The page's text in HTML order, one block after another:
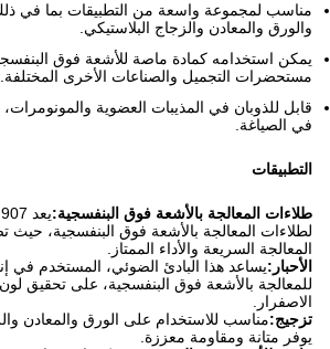
مناسب لمجموعة واسعة من التطبيقات بما في ذلك
والورق والمعادن والزجاج البلاستيكي.
يمكن استخدامه كمادة ماصة للأشعة فوق
مستحضرات التجميل والصناعات الأخرى المختلفة.
قابل للذوبان في المذيبات العضوية والمونومرات،
في الصياغة.
التطبيقات
طلاءات المعالجة بالأشعة فوق البنفسجية:
لطلاءات المعالجة بالأشعة فوق البنفسجية، حيث
المعالجة السريعة والأداء الممتاز.
الأحبار:يساعد هذا البادئ الضوئي، المستخدم في
للمعالجة بالأشعة فوق البنفسجية، على تحقيق
الاصفرار.
تزجيج:مناسب للاستخدام على الورق والمعادن
يوفر متانة ومقاومة معززة.